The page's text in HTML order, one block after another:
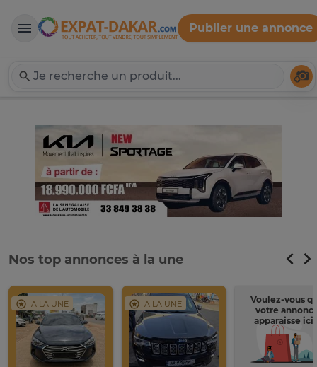
Expat-Dakar
Publier une annonce
Nos top annonces à la une
A LA UNE A LA UNE
Voulez-vous
votre
apparaisse ici